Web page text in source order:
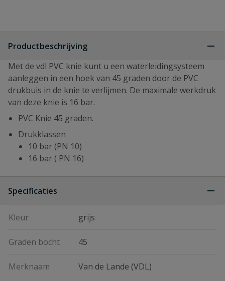
Productbeschrijving
Met de vdl PVC knie kunt u een waterleidingsysteem
aanleggen in een hoek van 45 graden door de PVC
drukbuis in de knie te verlijmen. De maximale werkdruk
van deze knie is 16 bar.
PVC Knie 45 graden.
Drukklassen
10 bar (PN 10)
16 bar ( PN 16)
Specificaties
Kleur grijs
Graden bocht 45
Merknaam Van de Lande (VDL)